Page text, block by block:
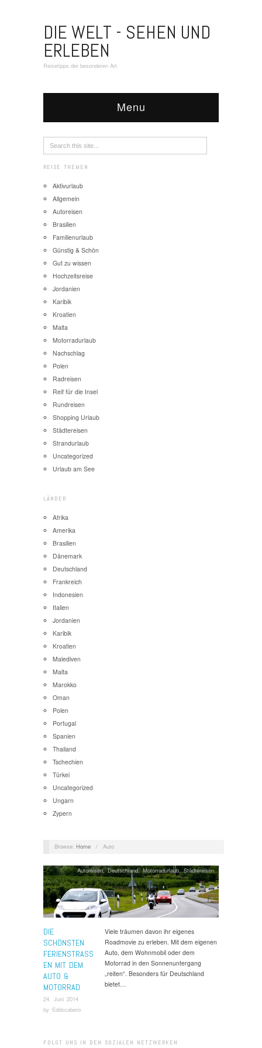
DIE WELT - SEHEN UND
ERLEBEN
Reisetipps der besonderen Art
Menu
REISE THEMEN
Aktivurlaub
Allgemein
Autoreisen
Brasilien
Familienurlaub
Günstig & Schön
Gut zu wissen
Hochzeitsreise
Jordanien
Karibik
Kroatien
Malta
Motorradurlaub
Nachschlag
Polen
Radreisen
Reif für die Insel
Rundreisen
Shopping Urlaub
Städtereisen
Strandurlaub
Uncategorized
Urlaub am See
LÄNDER
Afrika
Amerika
Brasilien
Dänemark
Deutschland
Frankreich
Indonesien
Italien
Jordanien
Karibik
Kroatien
Malediven
Malta
Marokko
Oman
Polen
Portugal
Spanien
Thailand
Tschechien
Türkei
Uncategorized
Ungarn
Zypern
Browse: Home / Auto
DIE
SCHÖNSTEN
FERIENSTRASSE
N MIT DEM A
UTO & M
OTORRAD
24. Juni 2014
by Eddscabero
Autoreisen,Deutschland,Motorradurlaub,Städtereisen
Viele träumen davon ihr eigenes
Roadmovie zu erleben. Mit dem eigenen
Auto, dem Wohnmobil oder dem
Motorrad in den Sonnenuntergang
„reiten“. Besonders für Deutschland
bietet…
FOLGT UNS IN DEN SOZIALEN NETZWERKEN